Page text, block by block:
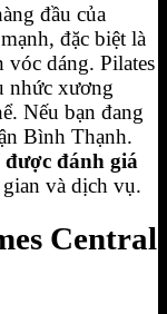
đầu của
đặc biệt là
dáng. Pilates
nhức xương
Nếu bạn đang
Bình Thạnh.
được đánh giá
và dịch vụ.
Central